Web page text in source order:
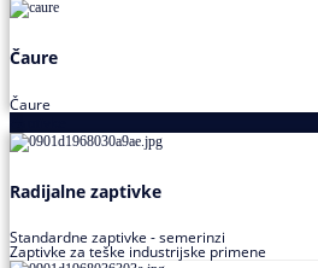
Čaure
Čaure
Radijalne zaptivke
Standardne zaptivke - semerinzi
Zaptivke za teške industrijske primene